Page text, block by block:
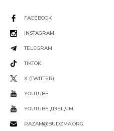
FACEBOOK
INSTAGRAM
TELEGRAM
TIKTOK
X (TWITTER)
YOUTUBE
YOUTUBE ДЗЕЦЯМ
RAZAM@BUDZMA.ORG